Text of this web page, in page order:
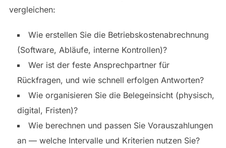
vergleichen:
Wie erstellen Sie die Betriebskostenabrechnung
(Software, Abläufe, interne Kontrollen)?
Wer ist der feste Ansprechpartner für
Rückfragen, und wie schnell erfolgen Antworten?
Wie organisieren Sie die Belegeinsicht (physisch,
digital, Fristen)?
Wie berechnen und passen Sie Vorauszahlungen
an — welche Intervalle und Kriterien nutzen Sie?